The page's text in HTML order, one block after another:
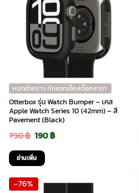
หมดชั่วคราว ทักแชทเช็คสต๊อกสาขา
Otterbox รุ่น Watch Bumper – เคส
Apple Watch Series 10 (42mm) – สี
Pavement (Black)
790฿ Original
price
was:
790 ฿.
190฿Current
190 ฿.
อ่านเพิ่ม
-76%